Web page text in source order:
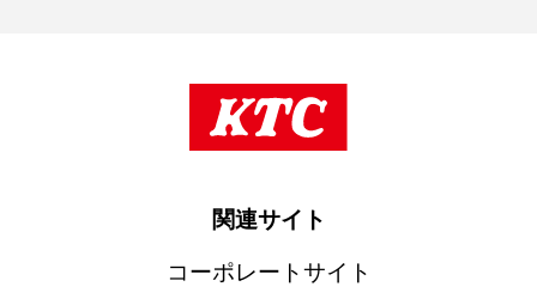
関連サイト
コーポレートサイト